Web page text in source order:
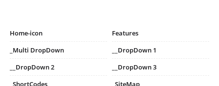
Home-icon
Features
_Multi DropDown
__DropDown 1
__DropDown 2
__DropDown 3
_ShortCodes
_SiteMap